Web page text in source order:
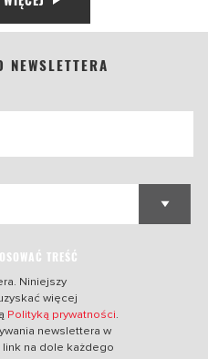
TREŚĆ
Niniejszy
więcej
Polityką prywatności.
newslettera w
na dole każdego